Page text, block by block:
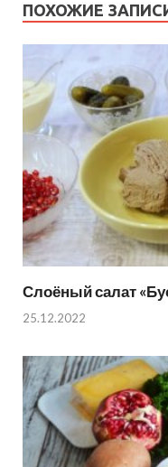
ПОХОЖИЕ
Слоёный салат
25.12.2022